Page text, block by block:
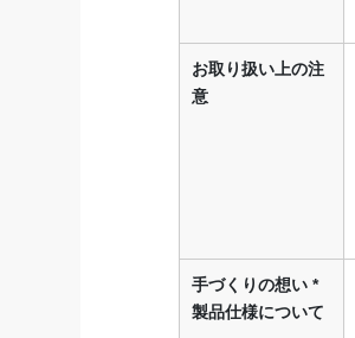
お取り扱い上の注
意
手づくりの想い *
製品仕様について